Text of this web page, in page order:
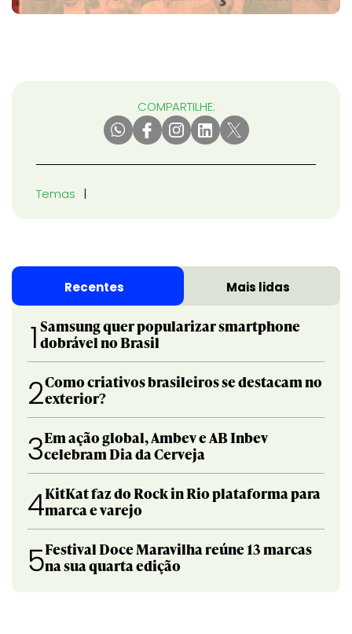
COMPARTILHE:
Temas
Recentes Mais lidas
1 Samsung quer popularizar smartphone
dobrável no Brasil
2Como criativos brasileiros se destacam no
exterior?
3Em ação global, Ambev e AB Inbev
celebram Dia da Cerveja
4KitKat faz do Rock in Rio plataforma para
marca e varejo
5Festival Doce Maravilha reúne 13 marcas
na sua quarta edição